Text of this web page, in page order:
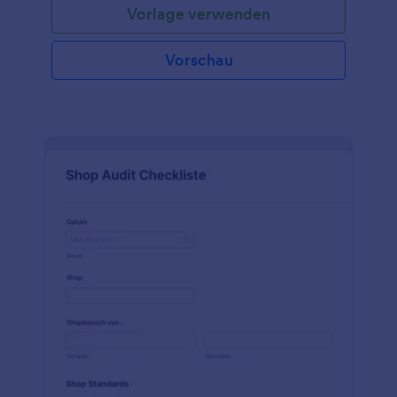
Vorlage verwenden
Vorschau